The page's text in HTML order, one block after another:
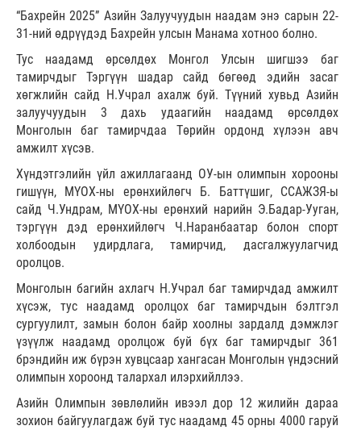
“Бахрейн 2025” Азийн Залуучуудын наадам энэ сарын 22-
31-ний өдрүүдэд Бахрейн улсын Манама хотноо болно.
Тус наадамд өрсөлдөх Монгол Улсын шигшээ баг
тамирчдыг Тэргүүн шадар сайд бөгөөд эдийн засаг
хөгжлийн сайд Н.Учрал ахалж буй. Түүний хувьд Азийн
залуучуудын 3 дахь удаагийн наадамд өрсөлдөх
Монголын баг тамирчдаа Төрийн ордонд хүлээн авч
амжилт хүсэв.
Хүндэтгэлийн үйл ажиллагаанд ОУ-ын олимпын хорооны
гишүүн, МҮОХ-ны ерөнхийлөгч Б. Баттүшиг, ССАЖЗЯ-ы
сайд Ч.Ундрам, МҮОХ-ны ерөнхий нарийн Э.Бадар-Ууган,
тэргүүн дэд ерөнхийлөгч Ч.Наранбаатар болон спорт
холбоодын удирдлага, тамирчид, дасгалжуулагчид
оролцов.
Монголын багийн ахлагч Н.Учрал баг тамирчдад амжилт
хүсэж, тус наадамд оролцох баг тамирчдын бэлтгэл
сургуулилт, замын болон байр хоолны зардалд дэмжлэг
үзүүлж наадамд оролцож буй бүх баг тамирчдыг 361
брэндийн иж бүрэн хувцсаар хангасан Монголын үндэсний
олимпын хороонд талархал илэрхийллээ.
Азийн Олимпын зөвлөлийн ивээл дор 12 жилийн дараа
зохион байгуулагдаж буй тус наадамд 45 орны 4000 гаруй